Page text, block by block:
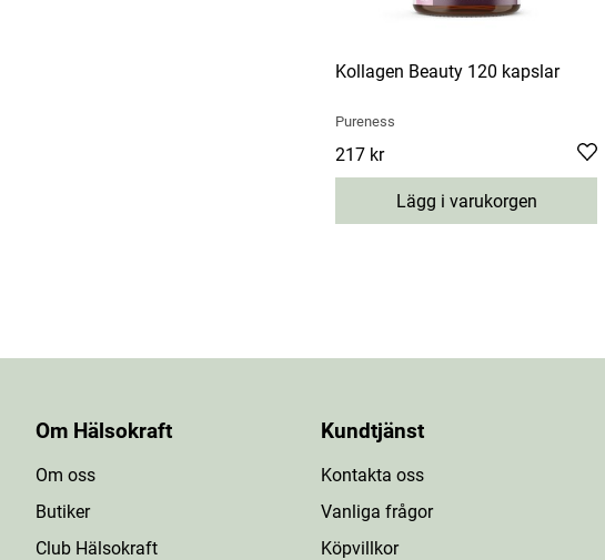
Kollagen Beauty 120 kapslar
Pureness
Pris :217 kr
217 kr
Lägg i varukorgen
Om Hälsokraft
Om oss
Butiker
Club Hälsokraft
Kundtjänst
Kontakta oss
Vanliga frågor
Köpvillkor